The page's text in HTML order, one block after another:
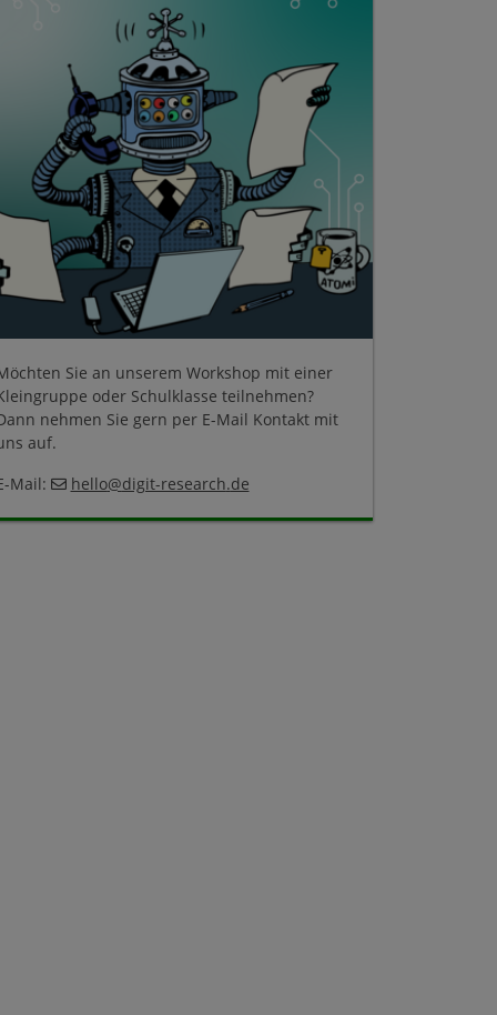
Sie an unserem Workshop mit einer
oder Schulklasse teilnehmen?
nehmen Sie gern per E-Mail Kontakt mit
auf.
Mail:
hello@digit-research.de